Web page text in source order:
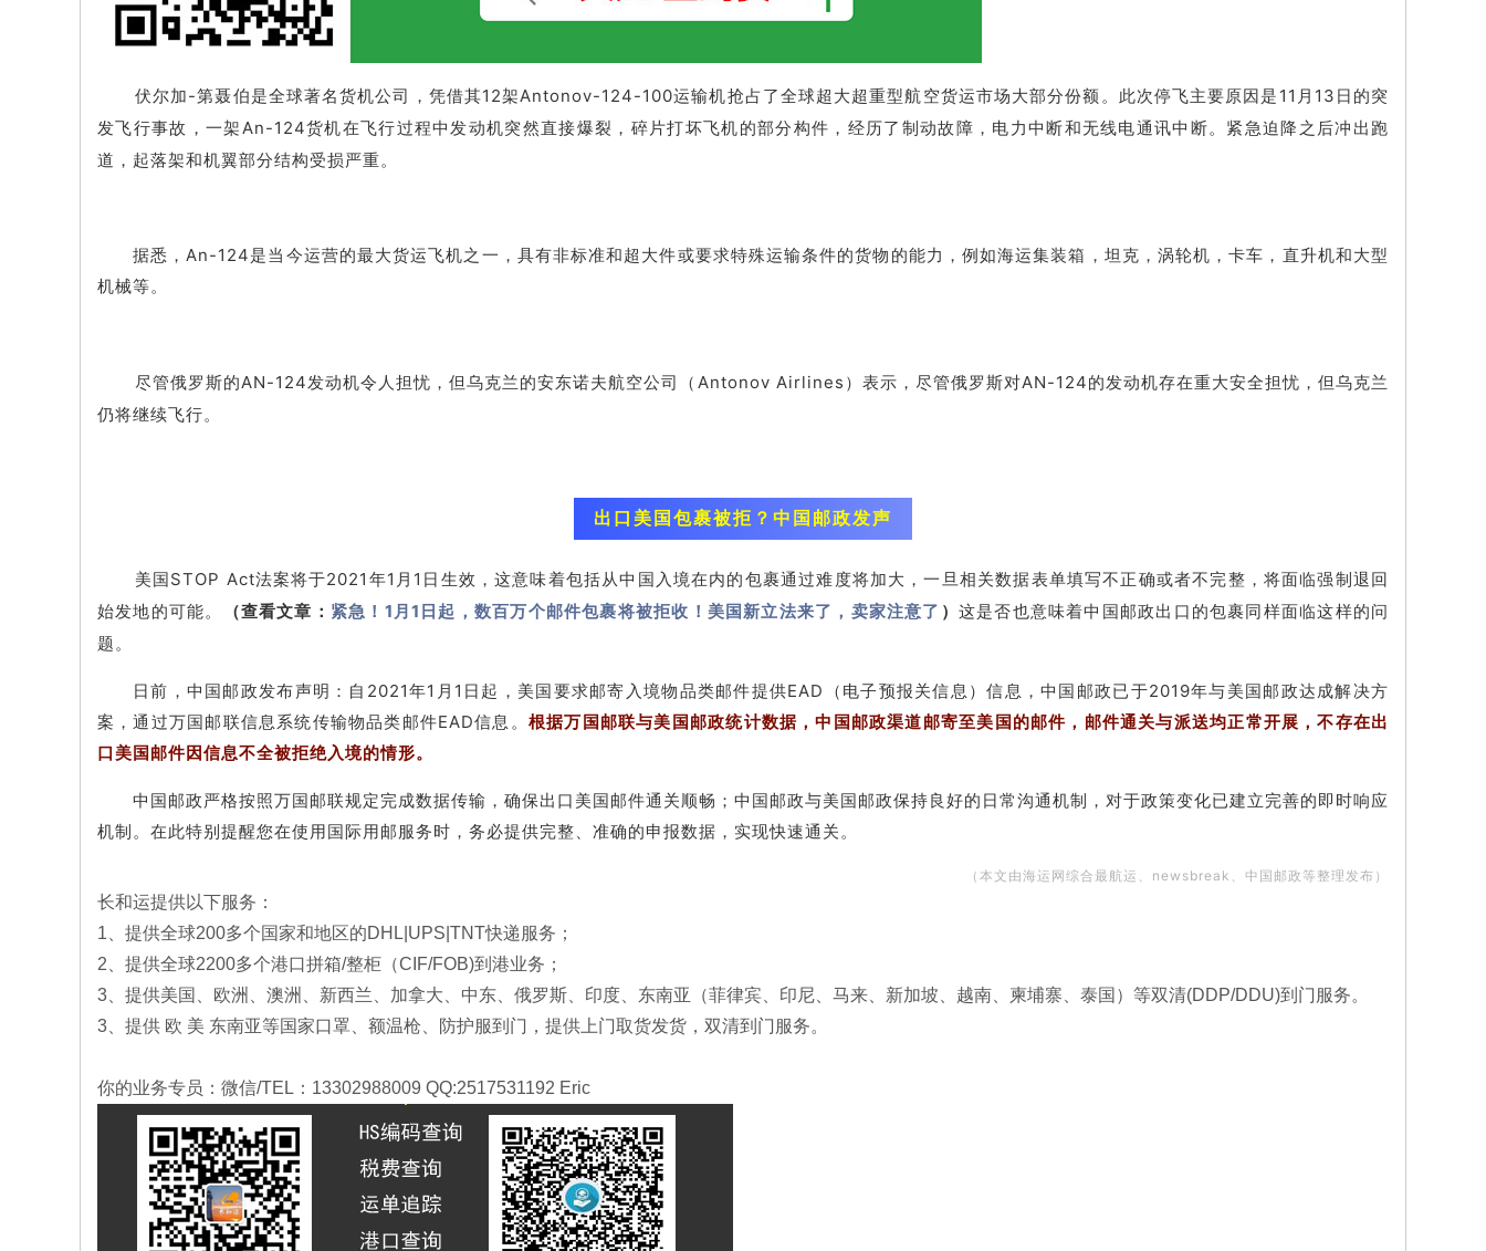
伏尔加-第聂伯是全球著名货机公司，凭借其12架Antonov-124-100运输机抢占了全球超大超重型航空货运市场大部分份额。此次停飞主要原因是11月13日的突
发飞行事故，一架An-124货机在飞行过程中发动机突然直接爆裂，碎片打坏飞机的部分构件，经历了制动故障，电力中断和无线电通讯中断。紧急迫降之后冲出跑
道，起落架和机翼部分结构受损严重。
据悉，An-124是当今运营的最大货运飞机之一，具有非标准和超大件或要求特殊运输条件的货物的能力，例如海运集装箱，坦克，涡轮机，卡车，直升机和大型
机械等。
尽管俄罗斯的AN-124发动机令人担忧，但乌克兰的安东诺夫航空公司（Antonov Airlines）表示，尽管俄罗斯对AN-124的发动机存在重大安全担忧，但乌克兰
仍将继续飞行。
出口美国包裹被拒？中国邮政发声
美国STOP Act法案将于2021年1月1日生效，这意味着包括从中国入境在内的包裹通过难度将加大，一旦相关数据表单填写不正确或者不完整，将面临强制退回
始发地的可能。
（查看文章： 紧急！1月1日起，数百万个邮件包裹将被拒收！美国新立法来了，卖家注意了 ） 这是否也意味着中国邮政出口的包裹同样面临这样的问
题。
日前，中国邮政发布声明：自2021年1月1日起，美国要求邮寄入境物品类邮件提供EAD（电子预报关信息）信息，中国邮政已于2019年与美国邮政达成解决方
案，通过万国邮联信息系统传输物品类邮件EAD信息。 根据万国邮联与美国邮政统计数据，中国邮政渠道邮寄至美国的邮件，邮件通关与派送均正常开展，不存在出
口美国邮件因信息不全被拒绝入境的情形。
中国邮政严格按照万国邮联规定完成数据传输，确保出口美国邮件通关顺畅；中国邮政与美国邮政保持良好的日常沟通机制，对于政策变化已建立完善的即时响应
机制。在此特别提醒您在使用国际用邮服务时，务必提供完整、准确的申报数据，实现快速通关。
（本文由海运网综合最航运、newsbreak、中国邮政等整理发布）
长和运提供以下服务：
1、提供全球200多个国家和地区的DHL|UPS|TNT快递服务；
2、提供全球2200多个港口拼箱/整柜（CIF/FOB)到港业务；
3、提供美国、欧洲、澳洲、新西兰、加拿大、中东、俄罗斯、印度、东南亚（菲律宾、印尼、马来、新加坡、越南、柬埔寨、泰国）等双清(DDP/DDU)到门服务。
3、提供 欧 美 东南亚等国家口罩、额温枪、防护服到门，提供上门取货发货，双清到门服务。
你的业务专员：微信/TEL：13302988009 QQ:2517531192 Eric